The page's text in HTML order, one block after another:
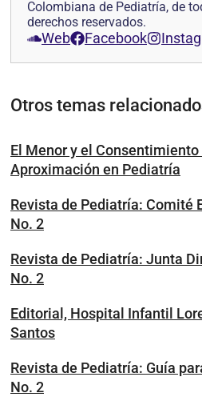
Colombiana de Pediatría, de
derechos reservados.
Web Facebook
Otros temas
El Menor y el
Aproximación en Pediatría
Revista de Pediatría: Comité
No. 2
Revista de Pediatría: Junta
No. 2
Editorial, Hospital Infantil
Santos
Revista de Pediatría: Guía
No. 2